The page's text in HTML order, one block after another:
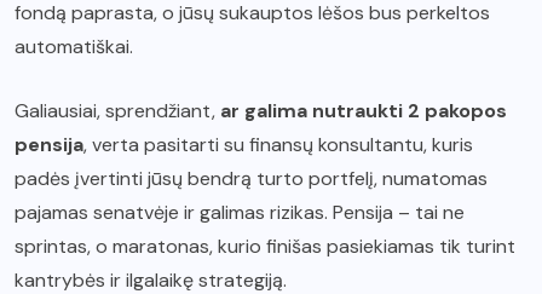
fondą paprasta, o jūsų sukauptos lėšos bus perkeltos
automatiškai.
Galiausiai, sprendžiant, ar galima nutraukti 2 pakopos
pensija, verta pasitarti su finansų konsultantu, kuris
padės įvertinti jūsų bendrą turto portfelį, numatomas
pajamas senatvėje ir galimas rizikas. Pensija – tai ne
sprintas, o maratonas, kurio finišas pasiekiamas tik turint
kantrybės ir ilgalaikę strategiją.